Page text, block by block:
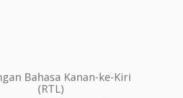
Bahasa Kanan-ke-Kiri
(RTL)